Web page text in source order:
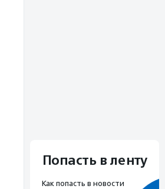
Попасть в ленту
Как попасть в новости